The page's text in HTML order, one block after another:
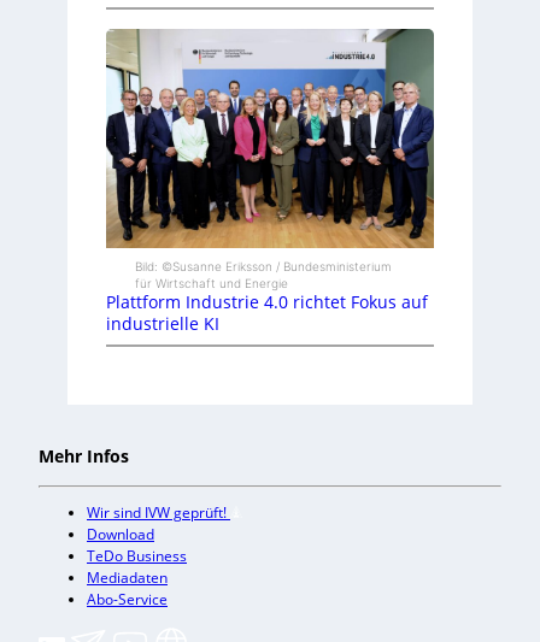
Bild: ©Susanne Eriksson / Bundesministerium
für Wirtschaft und Energie
Plattform Industrie 4.0 richtet Fokus auf
industrielle KI
Mehr Infos
Wir sind IVW geprüft!
Download
TeDo Business
Mediadaten
Abo-Service